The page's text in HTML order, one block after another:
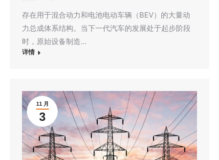
存在用于混合动力和电池电动车辆（BEV）的大量动
力总成体系结构。当下一代汽车的发展处于起步阶段
时，原始设备制造…
详情
11 月
3